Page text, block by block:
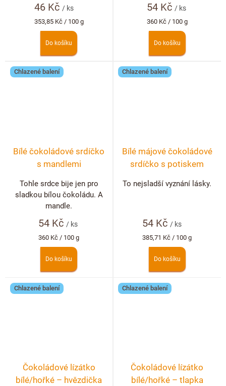
46 Kč / ks
Měrná
cena:
353,85 Kč / 100 g
Do košíku
54 Kč / ks
Měrná
cena:
360 Kč / 100 g
Do košíku
Chlazené balení
Bílé čokoládové srdíčko
s mandlemi
54 Kč/ ks
Měrná
cena:
360 Kč / 100 g
Do košíku
Tohle srdce bije jen pro
sladkou bílou čokoládu. A
mandle.
Chlazené balení
Bílé májové čokoládové
srdíčko s potiskem
54 Kč/ ks
Měrná
cena:
385,71 Kč / 100 g
Do košíku
To nejsladší vyznání lásky.
Chlazené balení
Čokoládové lízátko
bílé/hořké – hvězdička
Chlazené balení
Čokoládové lízátko
bílé/hořké – tlapka